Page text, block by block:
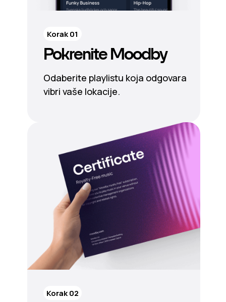
Pokrenite Moodby
Odaberite playlistu koja odgovara
vibri vaše lokacije.
Korak 01
Korak 02